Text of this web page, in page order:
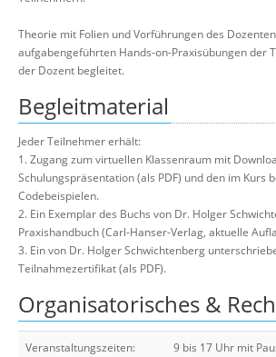
Theorie mit Folien und Vorführungen des
aufgabengeführten Hands-on-Praxisübungen der
der Dozent begleitet.
Begleitmaterial
Jeder Teilnehmer erhält:
1. Zugang zum virtuellen Klassenraum mit
Schulungspräsentation (als PDF) und den im Kurs
Codebeispielen.
2. Ein Exemplar des Buchs von Dr. Holger
Praxishandbuch (Carl-Hanser-Verlag, aktuelle
3. Ein von Dr. Holger Schwichtenberg
Teilnahmezertifikat (als PDF).
Organisatorisches &
Veranstaltungszeiten: 9 bis 17 Uhr mit